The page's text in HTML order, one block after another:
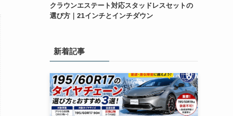
クラウンエステート対応スタッドレスセットの
選び方｜21インチとインチダウン
新着記事